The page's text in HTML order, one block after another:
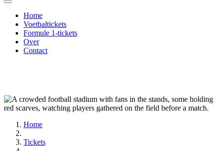
Home
Voetbaltickets
Formule 1-tickets
Over
Contact
Home
Tickets